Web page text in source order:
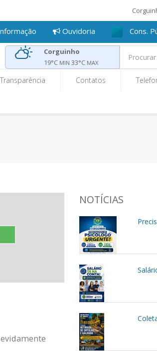
Ouvidoria Cons.
Corguinho
19°C MIN 33°C MAX
Transparência Contatos
NOTÍCIAS